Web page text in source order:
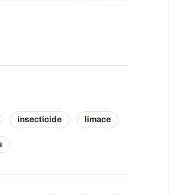
insecticide limace